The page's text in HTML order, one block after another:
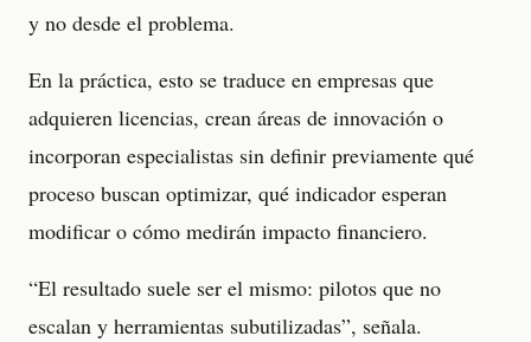
y no desde el problema.
En la práctica, esto se traduce en empresas que
adquieren licencias, crean áreas de innovación o
incorporan especialistas sin definir previamente qué
proceso buscan optimizar, qué indicador esperan
modificar o cómo medirán impacto financiero.
“El resultado suele ser el mismo: pilotos que no
escalan y herramientas subutilizadas”, señala.